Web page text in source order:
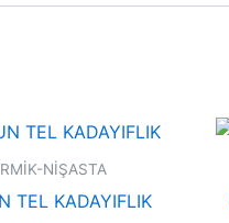
NİŞASTA
TEL KADAYIFLIK
Bu